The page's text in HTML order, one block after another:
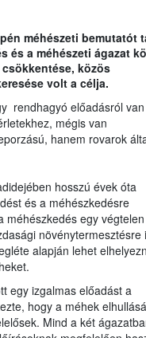
méhészeti bemutatót
és a méhészeti ágazat
közös
volt a célja.
rendhagyó előadásról
mégis van
hanem rovarok
hosszú évek óta
és a méhészkedésre
méhészkedés egy végtelen
növénytermesztésre
alapján lehet
egy izgalmas előadást a
hogy a méhek
Mind a két